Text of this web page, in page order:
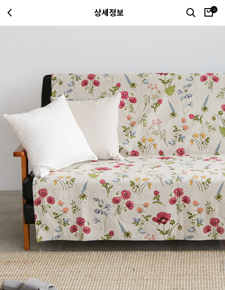
상세정보 0